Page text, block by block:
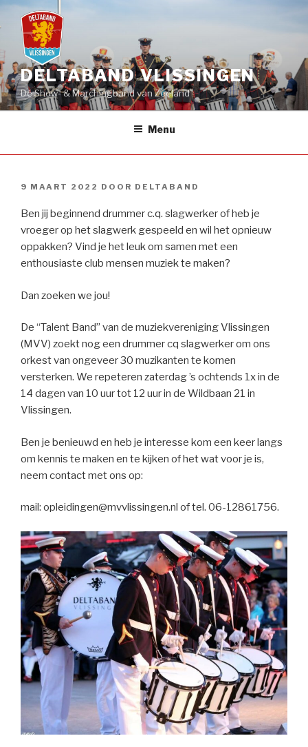
Naar
de
inhoud
springen
DELTABAND VLISSINGEN
Dé Show- & Marchingband van Zeeland
Menu
GEPLAATST
9 MAART 2022 DOOR DELTABAND
Ben jij beginnend drummer c.q. slagwerker of heb je
vroeger op het slagwerk gespeeld en wil het opnieuw
oppakken? Vind je het leuk om samen met een
enthousiaste club mensen muziek te maken?
Dan zoeken we jou!
De “Talent Band” van de muziekvereniging Vlissingen
(MVV) zoekt nog een drummer cq slagwerker om ons
orkest van ongeveer 30 muzikanten te komen
versterken. We repeteren zaterdag ’s ochtends 1x in de
14 dagen van 10 uur tot 12 uur in de Wildbaan 21 in
Vlissingen.
Ben je benieuwd en heb je interesse kom een keer langs
om kennis te maken en te kijken of het wat voor je is,
neem contact met ons op:
mail: opleidingen@mvvlissingen.nl of tel. 06-12861756.